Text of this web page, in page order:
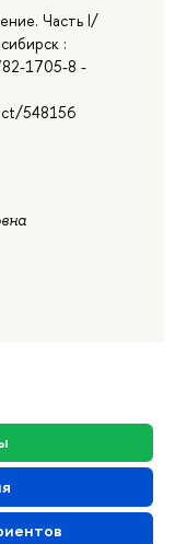
Часть I/
:
1705-8 -
548156